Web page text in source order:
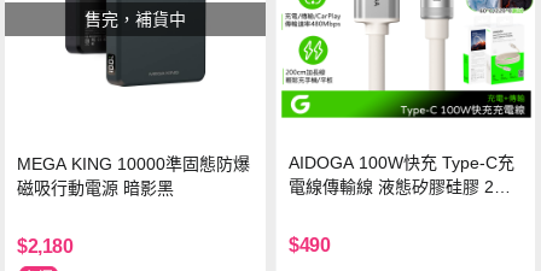
售完，補貨中
MEGA KING 10000準固態防爆
磁吸行動電源 暗影黑
$2,180
AIDOGA 100W快充 Type-C充
電線傳輸線 液態矽膠硅膠 2M
$490